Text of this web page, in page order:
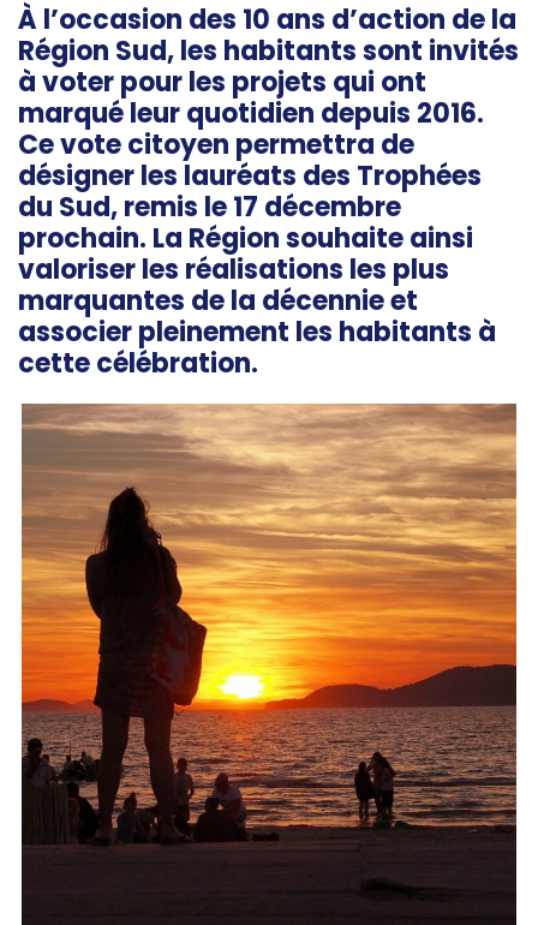
À l’occasion des 10 ans d’action de la
Région Sud, les habitants sont invités
à voter pour les projets qui ont
marqué leur quotidien depuis 2016.
Ce vote citoyen permettra de
désigner les lauréats des Trophées
du Sud, remis le 17 décembre
prochain. La Région souhaite ainsi
valoriser les réalisations les plus
marquantes de la décennie et
associer pleinement les habitants à
cette célébration.